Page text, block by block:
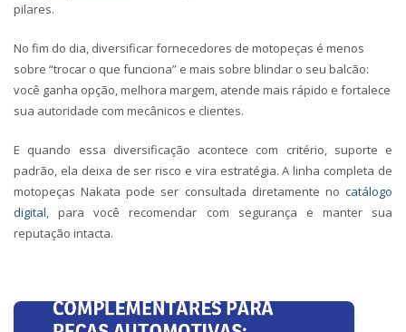
pilares.
No fim do dia, diversificarfornecedores de motopeças é menos
sobre “trocar o que funciona” e mais sobre blindar o seu balcão:
você ganha opção, melhora margem, atende mais rápido e fortalece
sua autoridade com mecânicos e clientes.
E quando essa diversificação acontece com critério, suporte e
padrão, ela deixa de ser risco e vira estratégia. A linha completa de
motopeças Nakata pode ser consultada diretamente no catálogo
digital, para você recomendar com segurança e manter sua
reputação intacta.